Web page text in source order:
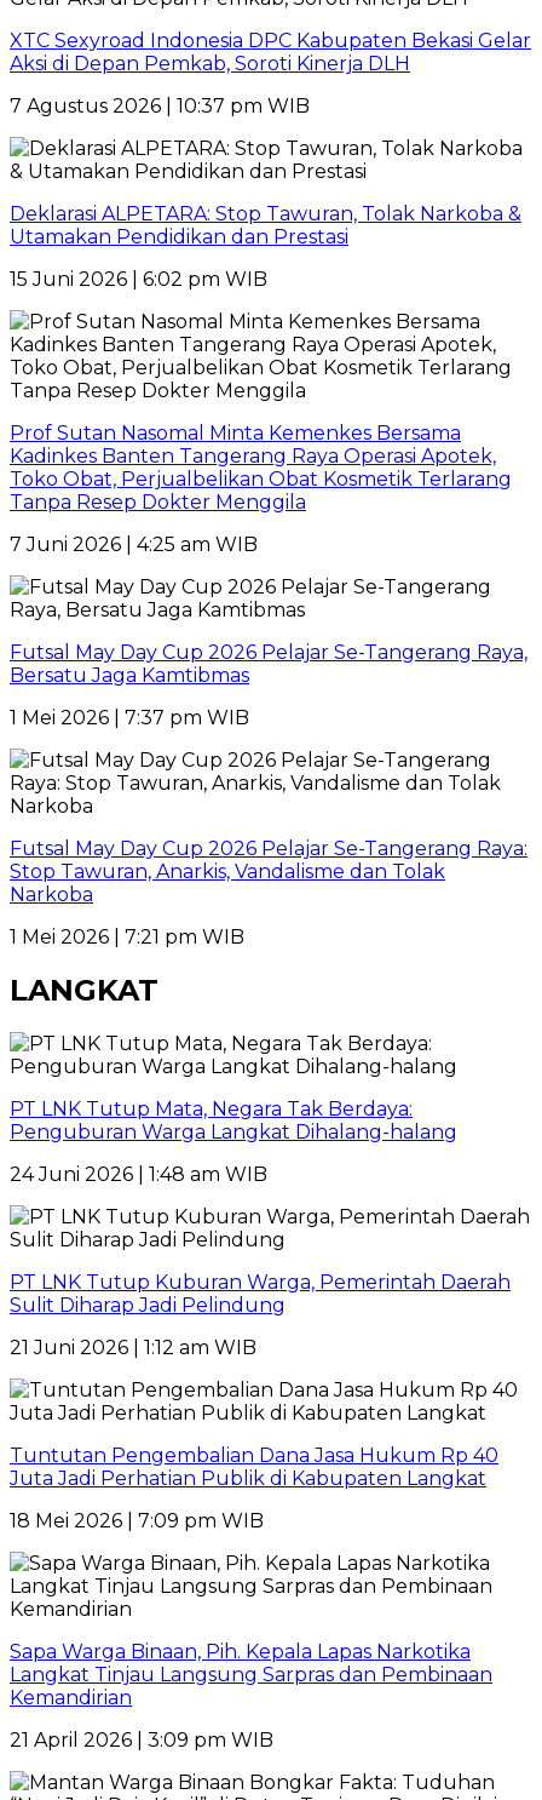
XTC Sexyroad Indonesia DPC Kabupaten Bekasi Gelar
Aksi di Depan Pemkab, Soroti Kinerja DLH
7 Agustus 2026 | 10:37 pm WIB
Deklarasi ALPETARA: Stop Tawuran, Tolak Narkoba &
Utamakan Pendidikan dan Prestasi
15 Juni 2026 | 6:02 pm WIB
Prof Sutan Nasomal Minta Kemenkes Bersama
Kadinkes Banten Tangerang Raya Operasi Apotek,
Toko Obat, Perjualbelikan Obat Kosmetik Terlarang
Tanpa Resep Dokter Menggila
7 Juni 2026 | 4:25 am WIB
Futsal May Day Cup 2026 Pelajar Se-Tangerang Raya,
Bersatu Jaga Kamtibmas
1 Mei 2026 | 7:37 pm WIB
Futsal May Day Cup 2026 Pelajar Se-Tangerang Raya:
Stop Tawuran, Anarkis, Vandalisme dan Tolak
Narkoba
1 Mei 2026 | 7:21 pm WIB
LANGKAT
PT LNK Tutup Mata, Negara Tak Berdaya:
Penguburan Warga Langkat Dihalang-halang
24 Juni 2026 | 1:48 am WIB
PT LNK Tutup Kuburan Warga, Pemerintah Daerah
Sulit Diharap Jadi Pelindung
21 Juni 2026 | 1:12 am WIB
Tuntutan Pengembalian Dana Jasa Hukum Rp 40
Juta Jadi Perhatian Publik di Kabupaten Langkat
18 Mei 2026 | 7:09 pm WIB
Sapa Warga Binaan, Pih. Kepala Lapas Narkotika
Langkat Tinjau Langsung Sarpras dan Pembinaan
Kemandirian
21 April 2026 | 3:09 pm WIB